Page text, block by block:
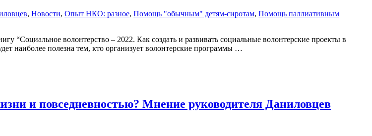
, Новости, Опыт НКО: разное, Помощь "обычным" детям-сиротам, Помощь паллиативным
“Социальное волонтерство – 2022. Как создать и развивать социальные волонтерские проекты в
наиболее полезна тем, кто организует волонтерские программы …
и повседневностью? Мнение руководителя Даниловцев